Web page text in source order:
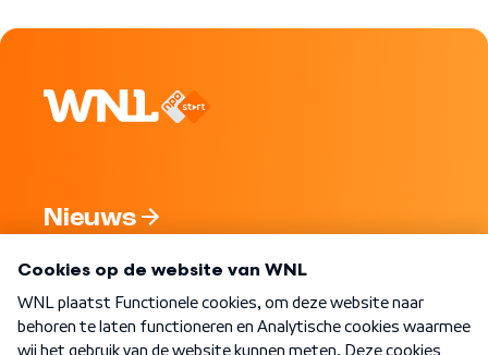
Nieuws
Nieuwsbrief